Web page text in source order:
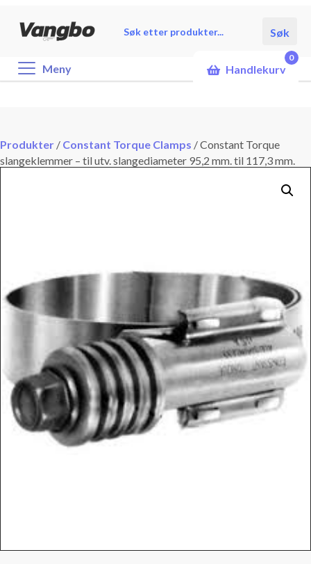
search
Søk
Meny Handlekurv
0
Produkter / Constant Torque Clamps /Constant Torque
slangeklemmer – til utv. slangediameter 95,2 mm. til 117,3 mm.